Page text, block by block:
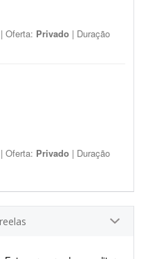
| Oferta: Privado | Duração
| Oferta: Privado | Duração